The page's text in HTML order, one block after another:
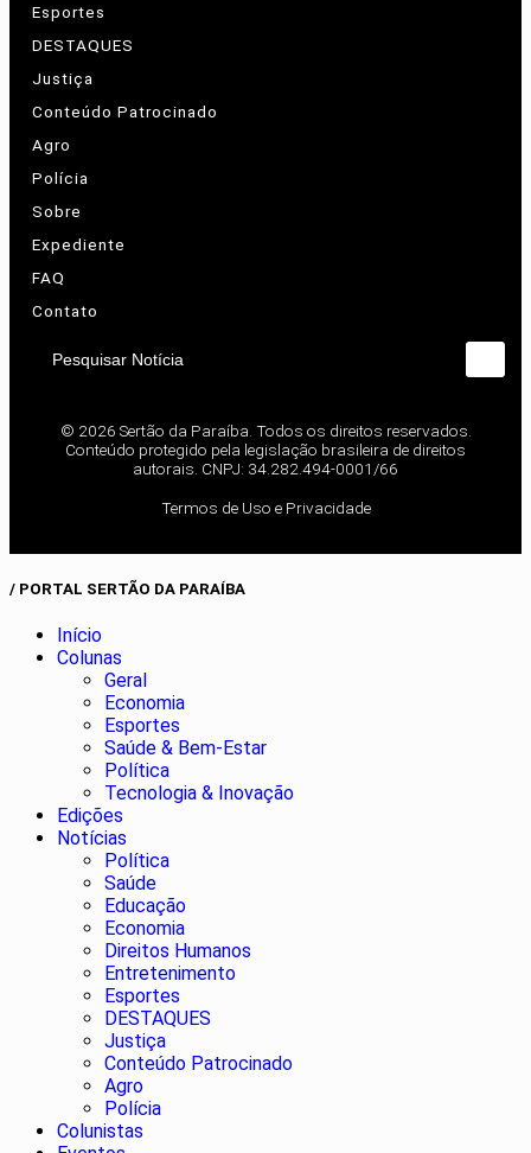
Esportes
DESTAQUES
Justiça
Conteúdo Patrocinado
Agro
Polícia
Sobre
Expediente
FAQ
Contato
Pesquisar Notícia
© 2026 Sertão da Paraíba. Todos os direitos reservados.
Conteúdo protegido pela legislação brasileira de direitos
autorais. CNPJ: 34.282.494-0001/66
Termos de Uso e Privacidade
/ PORTAL SERTÃO DA PARAÍBA
Início
Colunas
Geral
Economia
Esportes
Saúde & Bem-Estar
Política
Tecnologia & Inovação
Edições
Notícias
Política
Saúde
Educação
Economia
Direitos Humanos
Entretenimento
Esportes
DESTAQUES
Justiça
Conteúdo Patrocinado
Agro
Polícia
Colunistas